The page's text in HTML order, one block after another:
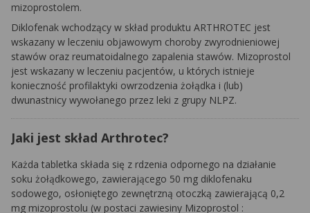
mizoprostolem.
Diklofenak wchodzący w skład produktu ARTHROTEC jest
wskazany w leczeniu objawowym choroby zwyrodnieniowej
stawów oraz reumatoidalnego zapalenia stawów. Mizoprostol
jest wskazany w leczeniu pacjentów, u których istnieje
konieczność profilaktyki owrzodzenia żołądka i (lub)
dwunastnicy wywołanego przez leki z grupy NLPZ.
Jaki jest skład Arthrotec?
Każda tabletka składa się z rdzenia odpornego na działanie
soku żołądkowego, zawierającego 50 mg diklofenaku
sodowego, osłoniętego zewnętrzną otoczką zawierającą 0,2
mg mizoprostolu (w postaci zawiesiny Mizoprostol :